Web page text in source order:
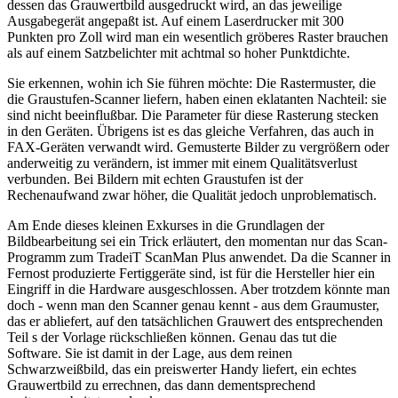
dessen das Grauwertbild ausgedruckt wird, an das jeweilige
Ausgabegerät angepaßt ist. Auf einem Laserdrucker mit 300
Punkten pro Zoll wird man ein wesentlich gröberes Raster brauchen
als auf einem Satzbelichter mit achtmal so hoher Punktdichte.
Sie erkennen, wohin ich Sie führen möchte: Die Rastermuster, die
die Graustufen-Scanner liefern, haben einen eklatanten Nachteil: sie
sind nicht beeinflußbar. Die Parameter für diese Rasterung stecken
in den Geräten. Übrigens ist es das gleiche Verfahren, das auch in
FAX-Geräten verwandt wird. Gemusterte Bilder zu vergrößern oder
anderweitig zu verändern, ist immer mit einem Qualitätsverlust
verbunden. Bei Bildern mit echten Graustufen ist der
Rechenaufwand zwar höher, die Qualität jedoch unproblematisch.
Am Ende dieses kleinen Exkurses in die Grundlagen der
Bildbearbeitung sei ein Trick erläutert, den momentan nur das Scan-
Programm zum TradeiT ScanMan Plus anwendet. Da die Scanner in
Fernost produzierte Fertiggeräte sind, ist für die Hersteller hier ein
Eingriff in die Hardware ausgeschlossen. Aber trotzdem könnte man
doch - wenn man den Scanner genau kennt - aus dem Graumuster,
das er abliefert, auf den tatsächlichen Grauwert des entsprechenden
Teil s der Vorlage rückschließen können. Genau das tut die
Software. Sie ist damit in der Lage, aus dem reinen
Schwarzweißbild, das ein preiswerter Handy liefert, ein echtes
Grauwertbild zu errechnen, das dann dementsprechend